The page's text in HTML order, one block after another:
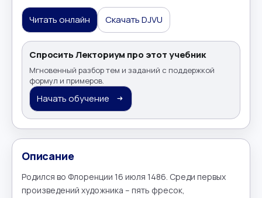
Читать онлайн Скачать DJVU
Спросить Лекториум про этот учебник
Мгновенный разбор тем и заданий с поддержкой
формул и примеров.
Начать обучение
Описание
Родился во Флоренции 16 июля 1486. Среди первых
произведений художника – пять фресок,